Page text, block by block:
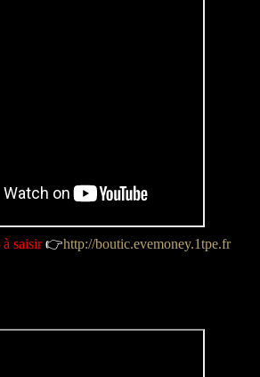
saisir👉http://boutic.evemoney.1tpe.fr